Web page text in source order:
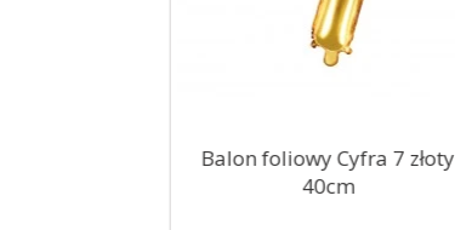
Balon foliowy Cyfra 7 złoty
40cm